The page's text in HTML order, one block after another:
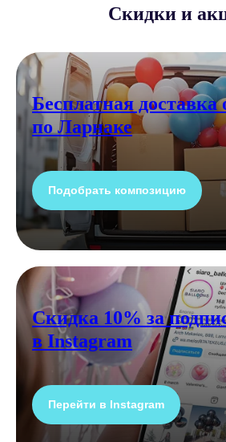
Скидки и
Бесплатная доставка
по Ларнаке
Подобрать композицию
Скидка 10% за
в Instagram
Перейти в Instagram